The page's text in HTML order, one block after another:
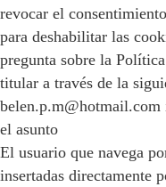
revocar el
para deshabilitar las
pregunta sobre la
titular a través de la
belen.p.m@hotmail.com
el asunto
El usuario que navega
insertadas directamente